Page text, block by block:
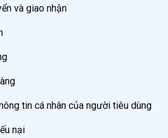
và giao nhận
tin cá nhân của người tiêu dùng
nại